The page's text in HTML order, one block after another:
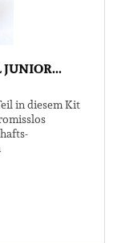
in diesem Kit